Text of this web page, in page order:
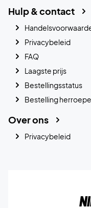
Hulp & contact
Privacybeleid
FAQ
Laagste prijs
Bestellingsstatus
Bestelling
Over ons
Privacybeleid